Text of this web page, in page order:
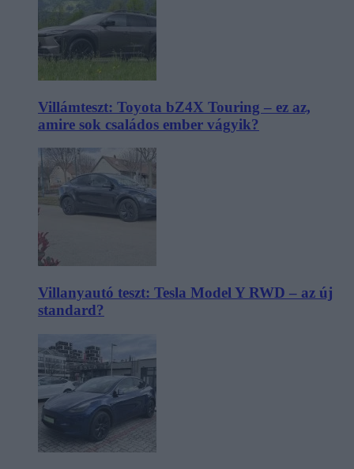
Villámteszt: Toyota bZ4X Touring – ez az,
amire sok családos ember vágyik?
Villanyautó teszt: Tesla Model Y RWD – az új
standard?